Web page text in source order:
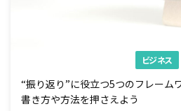
ビジネス
“振り返り”に役立つ5つのフレーム
書き方や方法を押さえよう